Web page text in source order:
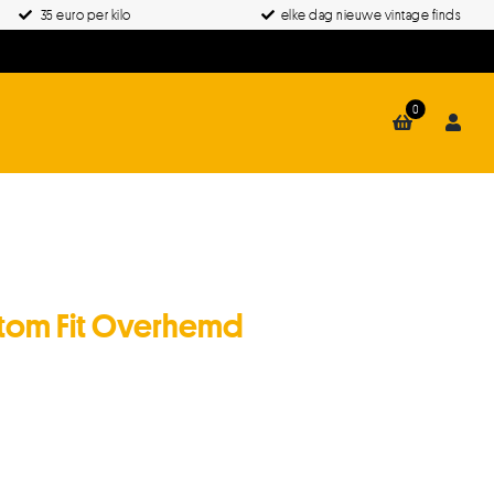
35 euro per kilo elke dag nieuwe vintage finds
0
Fit Overhemd